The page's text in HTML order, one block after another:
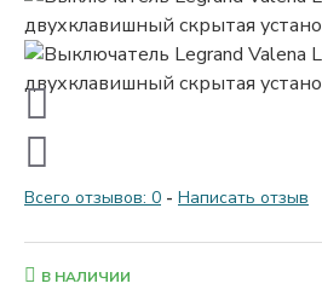
Всего отзывов: 0 - Написать отзыв
В НАЛИЧИИ